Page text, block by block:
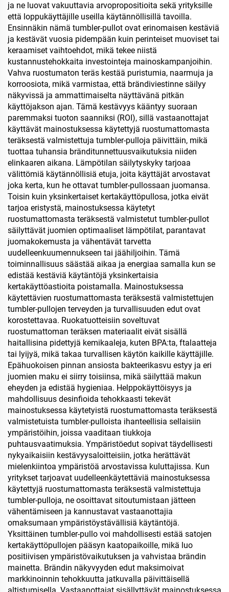
ja ne luovat vakuuttavia arvopropositioita sekä yrityksille
että loppukäyttäjille useilla käytännöllisillä tavoilla.
Ensinnäkin nämä tumbler-pullot ovat erinomaisen kestäviä
ja kestävät vuosia pidempään kuin perinteiset muoviset tai
keraamiset vaihtoehdot, mikä tekee niistä
kustannustehokkaita investointeja mainoskampanjoihin.
Vahva ruostumaton teräs kestää puristumia, naarmuja ja
korroosiota, mikä varmistaa, että brändiviestinne säilyy
näkyvissä ja ammattimaiselta näyttävänä pitkän
käyttöjakson ajan. Tämä kestävyys kääntyy suoraan
paremmaksi tuoton saanniksi (ROI), sillä vastaanottajat
käyttävät mainostuksessa käytettyjä ruostumattomasta
teräksestä valmistettuja tumbler-pulloja päivittäin, mikä
tuottaa tuhansia bränditunnettuusvaikutuksia niiden
elinkaaren aikana. Lämpötilan säilytyskyky tarjoaa
välittömiä käytännöllisiä etuja, joita käyttäjät arvostavat
joka kerta, kun he ottavat tumbler-pullossaan juomansa.
Toisin kuin yksinkertaiset kertakäyttöpullosa, jotka eivät
tarjoa eristystä, mainostuksessa käytetyt
ruostumattomasta teräksestä valmistetut tumbler-pullot
säilyttävät juomien optimaaliset lämpötilat, parantavat
juomakokemusta ja vähentävät tarvetta
uudelleenkuumennukseen tai jäähiljoihin. Tämä
toiminnallisuus säästää aikaa ja energiaa samalla kun se
edistää kestäviä käytäntöjä yksinkertaisia
kertakäyttöastioita poistamalla. Mainostuksessa
käytettävien ruostumattomasta teräksestä valmistettujen
tumbler-pullojen terveyden ja turvallisuuden edut ovat
korostettavaa. Ruokatuotteisiin soveltuvat
ruostumattoman teräksen materiaalit eivät sisällä
haitallisina pidettyjä kemikaaleja, kuten BPA:ta, ftalaatteja
tai lyijyä, mikä takaa turvallisen käytön kaikille käyttäjille.
Epähuokoisen pinnan ansiosta bakteerikasvu estyy ja eri
juomien maku ei siirry toisiinsa, mikä säilyttää makun
eheyden ja edistää hygieniaa. Helppokäyttöisyys ja
mahdollisuus desinfioida tehokkaasti tekevät
mainostuksessa käytetyistä ruostumattomasta teräksestä
valmistetuista tumbler-pulloista ihanteellisia sellaisiin
ympäristöihin, joissa vaaditaan tiukkoja
puhtausvaatimuksia. Ympäristöedut sopivat täydellisesti
nykyaikaisiin kestävyysaloitteisiin, jotka herättävät
mielenkiintoa ympäristöä arvostavissa kuluttajissa. Kun
yritykset tarjoavat uudelleenkäytettäviä mainostuksessa
käytettyjä ruostumattomasta teräksestä valmistettuja
tumbler-pulloja, ne osoittavat sitoutumistaan jätteen
vähentämiseen ja kannustavat vastaanottajia
omaksumaan ympäristöystävällisiä käytäntöjä.
Yksittäinen tumbler-pullo voi mahdollisesti estää satojen
kertakäyttöpullojen pääsyn kaatopaikoille, mikä luo
positiivisen ympäristövaikutuksen ja vahvistaa brändin
mainetta. Brändin näkyvyyden edut maksimoivat
markkinoinnin tehokkuutta jatkuvalla päivittäisellä